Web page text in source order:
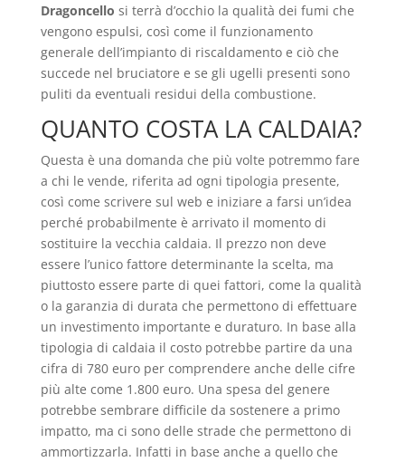
Dragoncello si terrà d’occhio la qualità dei fumi che
vengono espulsi, così come il funzionamento
generale dell’impianto di riscaldamento e ciò che
succede nel bruciatore e se gli ugelli presenti sono
puliti da eventuali residui della combustione.
QUANTO COSTA LA CALDAIA?
Questa è una domanda che più volte potremmo fare
a chi le vende, riferita ad ogni tipologia presente,
così come scrivere sul web e iniziare a farsi un’idea
perché probabilmente è arrivato il momento di
sostituire la vecchia caldaia. Il prezzo non deve
essere l’unico fattore determinante la scelta, ma
piuttosto essere parte di quei fattori, come la qualità
o la garanzia di durata che permettono di effettuare
un investimento importante e duraturo. In base alla
tipologia di caldaia il costo potrebbe partire da una
cifra di 780 euro per comprendere anche delle cifre
più alte come 1.800 euro. Una spesa del genere
potrebbe sembrare difficile da sostenere a primo
impatto, ma ci sono delle strade che permettono di
ammortizzarla. Infatti in base anche a quello che